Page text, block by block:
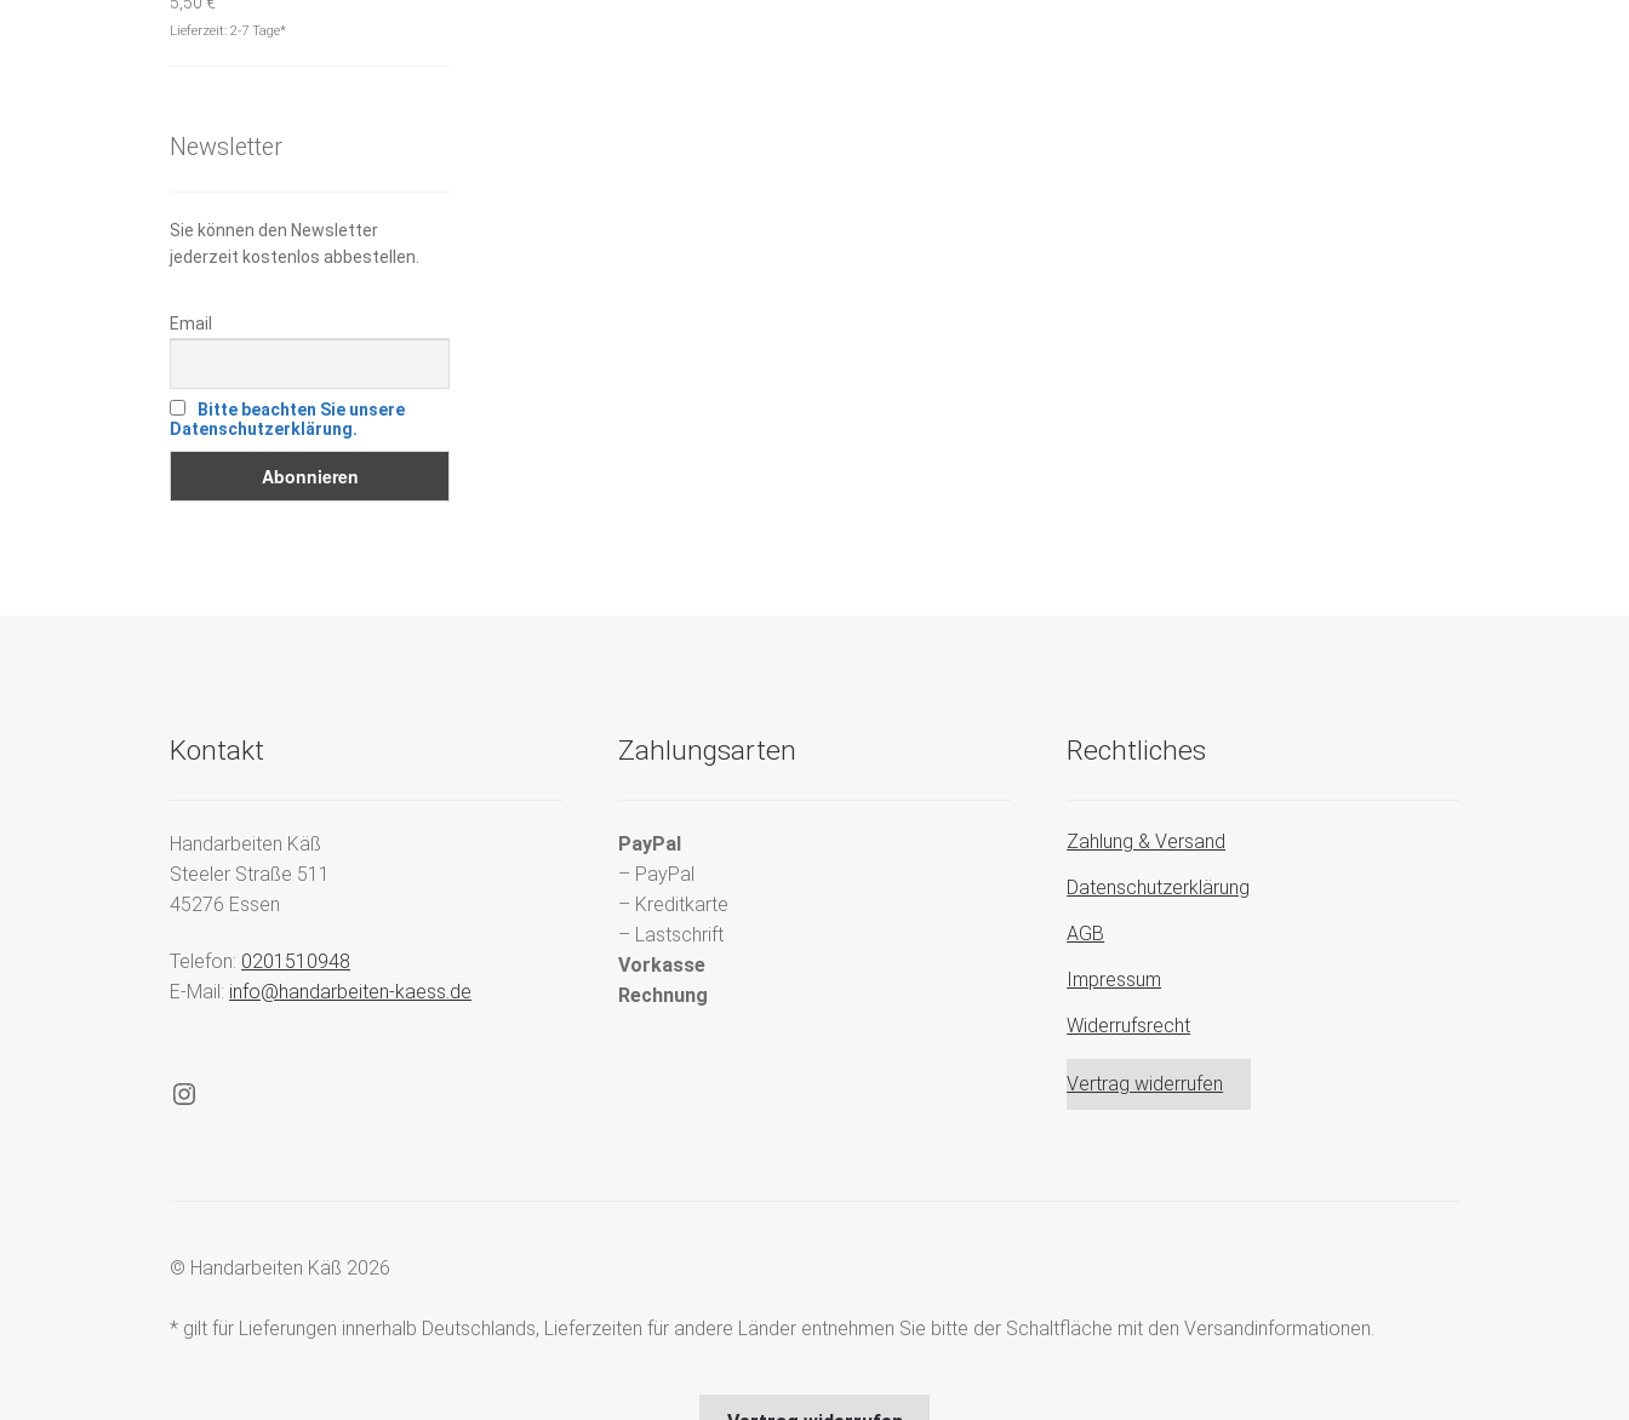
Preis
Lieferzeit:2-7 Tage*
Newsletter
Sie können den Newsletter
jederzeit kostenlos abbestellen.
Email
Bitte beachten Sie unsere
Datenschutzerklärung.
Kontakt
Handarbeiten Käß
Steeler Straße 511
45276 Essen
Telefon: 0201510948
E-Mail: info@handarbeiten-kaess.de
Instagram
Zahlungsarten
PayPal
– PayPal
– Kreditkarte
– Lastschrift
Vorkasse
Rechnung
Rechtliches
Zahlung & Versand
Datenschutzerklärung
AGB
Impressum
Widerrufsrecht
Vertrag widerrufen
© Handarbeiten Käß 2026
* gilt für Lieferungen innerhalb Deutschlands, Lieferzeiten für andere Länder entnehmen Sie bitte der Schaltfläche mit den Versandinformationen.